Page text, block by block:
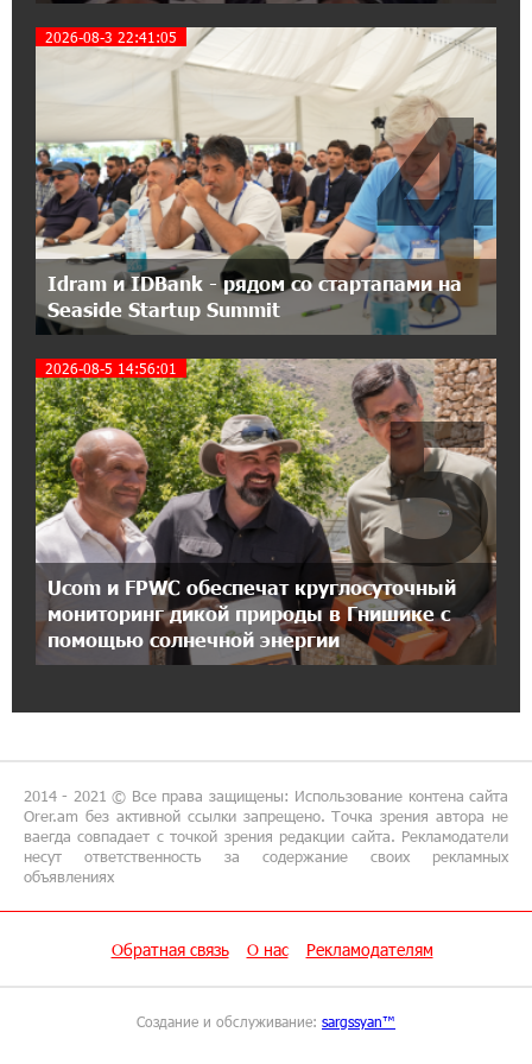
«Мой лес Армения» — бенефициар
инициативы «Сила одного драма» в июле
Станьте акционером Юнибанка и
воспользуйтесь выгодным инвестиционным
предложением
21:45:09 9-07-2026
IDBank предупреждает о мошеннических
звонках от имени пенсионных фондов
15:50:50 9-07-2026
Небольшой французский уголок в Раздане
при сотрудничестве с Конверс МСБ
15:18:39 9-07-2026
Предателя Пашиняна нужно скинуть с трона.
Аршак Карапетян
18:38:14 8-07-2026
Зачем Пашинян полетел в Россию?․ Аршак
Карапетян
17:46:18 8-07-2026
соглашения между Арменией и
Азербайджаном близко
17:27:13 8-07-2026
Idram - главный партнер ежегодной
конференции «На пути к осознанному
2026-08-3 22:41:05
Idram и IDBank - рядом со стартапами на
Seaside Startup Summit
4
2026-08-5 14:56:01
Ucom и FPWC обеспечат круглосуточный
мониторинг дикой природы в Гнишике с
помощью солнечной энергии
5
2014 - 2021 © Все права защищены: Использование контена сайта
Orer.am без активной ссылки запрещено. Точка зрения автора не
ваегда совпадает с точкой зрения редакции сайта. Рекламодатели
несут ответственность за содержание своих рекламных
объявлениях
Обратная связь О нас Рекламодателям
Создание и обслуживание: sargssyan™